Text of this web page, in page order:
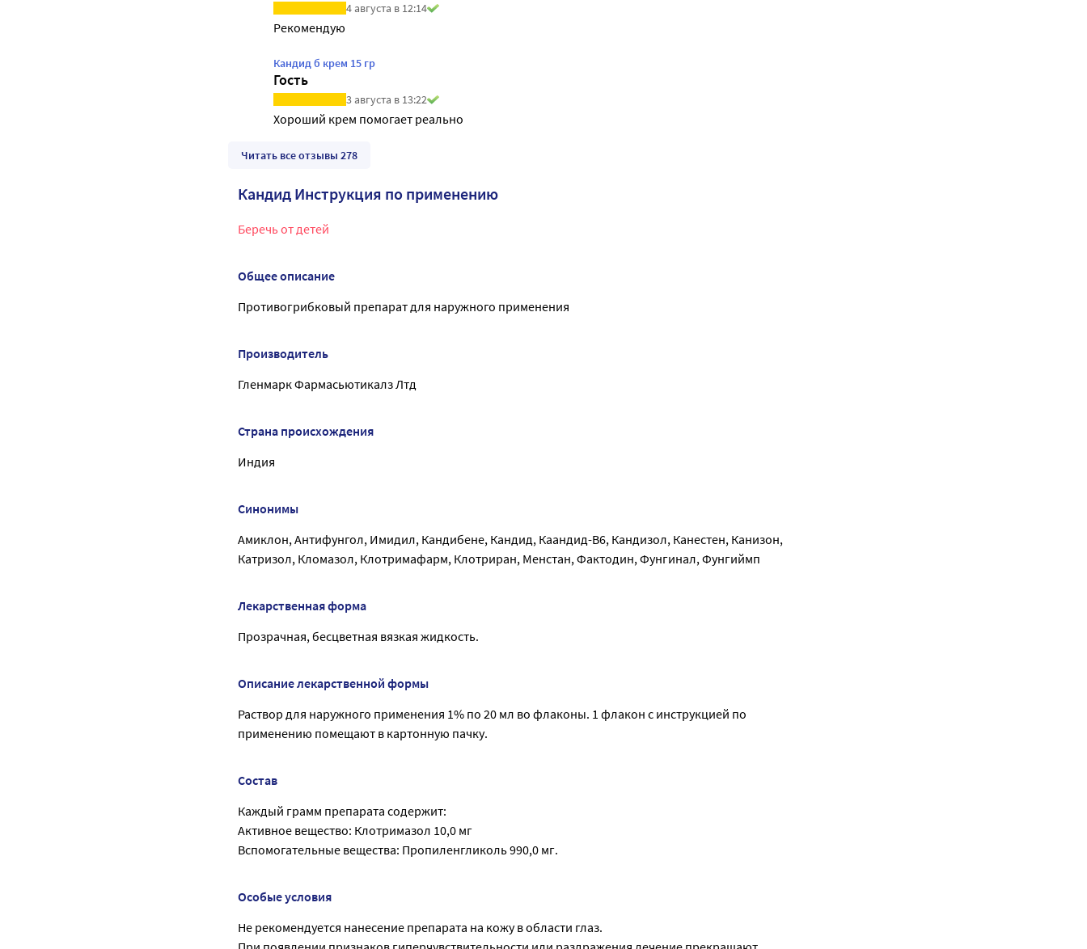
4 августа в 12:14
Рекомендую
Кандид б крем 15 гр
Гость
3 августа в 13:22
Хороший крем помогает реально
Читать все отзывы 278
Кандид Инструкция по применению
Беречь от детей
Общее описание
Противогрибковый препарат для наружного применения
Производитель
Гленмарк Фармасьютикалз Лтд
Страна происхождения
Индия
Синонимы
Амиклон, Антифунгол, Имидил, Кандибене, Кандид, Каандид-В6, Кандизол, Канестен, Канизон,
Катризол, Кломазол, Клотримафарм, Клотриран, Менстан, Фактодин, Фунгинал, Фунгиймп
Лекарственная форма
Прозрачная, бесцветная вязкая жидкость.
Описание лекарственной формы
Раствор для наружного применения 1% по 20 мл во флаконы. 1 флакон с инструкцией по
применению помещают в картонную пачку.
Состав
Каждый грамм препарата содержит:
Активное вещество: Клотримазол 10,0 мг
Вспомогательные вещества: Пропиленгликоль 990,0 мг.
Особые условия
Не рекомендуется нанесение препарата на кожу в области глаз.